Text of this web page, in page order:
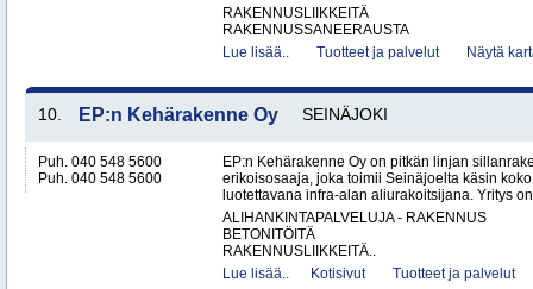
RAKENNUSLIIKKEITÄ
RAKENNUSSANEERAUSTA
Lue lisää..
Tuotteet ja palvelut Näytä
10. EP:n Kehärakenne Oy SEINÄJOKI
Puh. 040 548 5600
Puh. 040 548 5600
EP:n Kehärakenne Oy on pitkän linjan
erikoisosaaja, joka toimii Seinäjoelta käsin
luotettavana infra-alan aliurakoitsijana. Yritys
ALIHANKINTAPALVELUJA - RAKENNUS
BETONITÖITÄ
RAKENNUSLIIKKEITÄ..
Lue lisää..
Kotisivut Tuotteet ja palvelut